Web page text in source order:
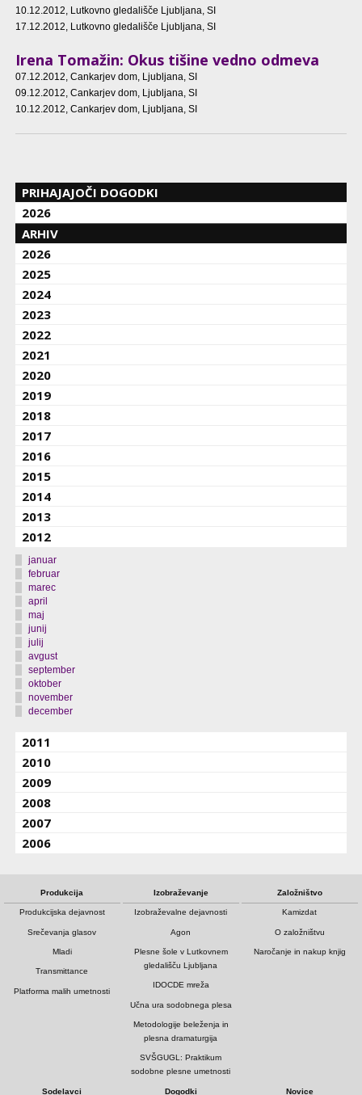
10.12.2012, Lutkovno gledališče Ljubljana, SI
17.12.2012, Lutkovno gledališče Ljubljana, SI
Irena Tomažin: Okus tišine vedno odmeva
07.12.2012, Cankarjev dom, Ljubljana, SI
09.12.2012, Cankarjev dom, Ljubljana, SI
10.12.2012, Cankarjev dom, Ljubljana, SI
PRIHAJAJOČI DOGODKI
2026
ARHIV
2026
2025
2024
2023
2022
2021
2020
2019
2018
2017
2016
2015
2014
2013
2012
januar
februar
marec
april
maj
junij
julij
avgust
september
oktober
november
december
2011
2010
2009
2008
2007
2006
Produkcija
Produkcijska dejavnost
Srečevanja glasov
Mladi
Transmittance
Platforma malih umetnosti
Izobraževanje
Izobraževalne dejavnosti
Agon
Plesne šole v Lutkovnem
gledališču Ljubljana
IDOCDE mreža
Učna ura sodobnega plesa
Metodologije beleženja in
plesna dramaturgija
SVŠGUGL: Praktikum
sodobne plesne umetnosti
Založništvo
Kamizdat
O založništvu
Naročanje in nakup knjig
Sodelavci Dogodki Novice